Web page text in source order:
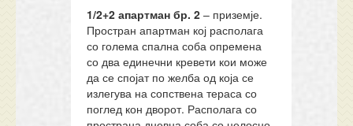
1/2+2 апартман бр. 2 – приземје.
Простран апартман кој располага
со голема спална соба опремена
со два единечни кревети кои може
да се спојат по желба од која се
излегува на сопствена тераса со
поглед кон дворот. Располага со